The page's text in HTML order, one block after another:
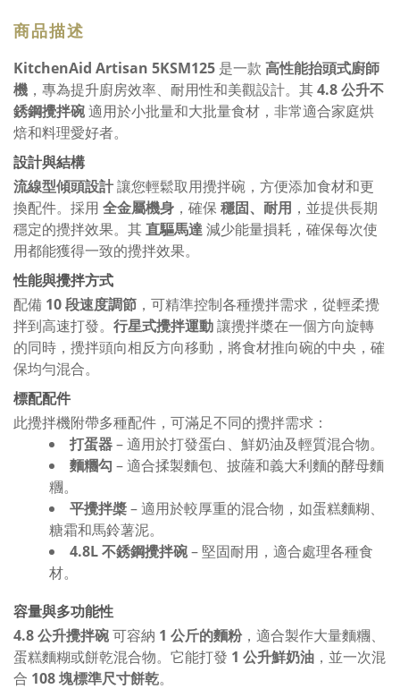
商品描述
KitchenAid Artisan 5KSM125 是一款 高性能抬頭式廚師
機 ，專為提升廚房效率、耐用性和美觀設計。其4.8 公升不
銹鋼攪拌碗適用於小批量和大批量食材，非常適合家庭烘
焙和料理愛好者。
設計與結構
流線型傾頭設計讓您輕鬆取用攪拌碗，方便添加食材和更
換配件。採用 全金屬機身 ，確保 穩固、耐用 ，並提供長期
穩定的攪拌效果。其直驅馬達減少能量損耗，確保每次使
用都能獲得一致的攪拌效果。
性能與攪拌方式
配備 10 段速度調節 ，可精準控制各種攪拌需求，從輕柔攪
拌到高速打發。 行星式攪拌運動讓攪拌槳在一個方向旋轉
的同時，攪拌頭向相反方向移動，將食材推向碗的中央，確
保均勻混合。
標配配件
此攪拌機附帶多種配件，可滿足不同的攪拌需求：
打蛋器– 適用於打發蛋白、鮮奶油及輕質混合物。
麵糰勾 – 適合揉製麵包、披薩和義大利麵的酵母麵
糰。
平攪拌槳– 適用於較厚重的混合物，如蛋糕麵糊、
糖霜和馬鈴薯泥。
4.8L 不銹鋼攪拌碗– 堅固耐用，適合處理各種食
材。
容量與多功能性
4.8 公升攪拌碗可容納 1 公斤的麵粉，適合製作大量麵糰、
蛋糕麵糊或餅乾混合物。它能打發 1 公升鮮奶油 ，並一次混
合 108 塊標準尺寸餅乾。